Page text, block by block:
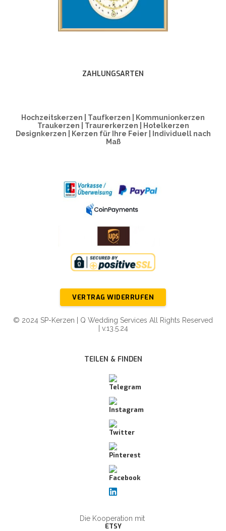
ZAHLUNGSARTEN
Hochzeitskerzen | Taufkerzen | Kommunionkerzen
Traukerzen | Traurerkerzen | Hotelkerzen
Designkerzen | Kerzen für Ihre Feier | Individuell nach
Maß
VERTRAG WIDERRUFEN
© 2024 SP-Kerzen | Q Wedding Services All Rights Reserved
| v.13.5.24
TEILEN & FINDEN
Die Kooperation mit
ETSY